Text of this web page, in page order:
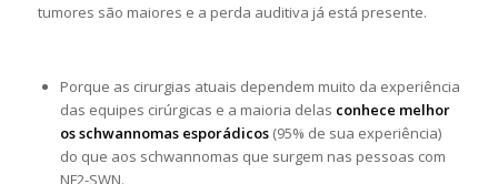
tumores são maiores e a perda auditiva já está presente.
Porque as cirurgias atuais dependem muito da experiência
das equipes cirúrgicas e a maioria delas conhece melhor
os schwannomas esporádicos (95% de sua experiência)
do que aos schwannomas que surgem nas pessoas com
NF2-SWN.